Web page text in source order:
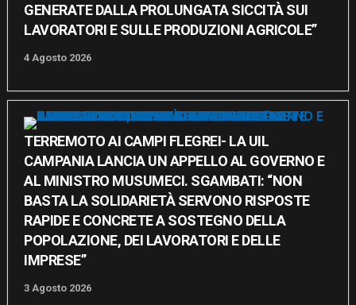
GENERATE DALLA PROLUNGATA SICCITÀ SUI
LAVORATORI E SULLE PRODUZIONI AGRICOLE”
4 Agosto 2026
TERREMOTO AI CAMPI FLEGREI- LA UIL
CAMPANIA LANCIA UN APPELLO AL GOVERNO E
AL MINISTRO MUSUMECI. SGAMBATI: “NON
BASTA LA SOLIDARIETÀ SERVONO RISPOSTE
RAPIDE E CONCRETE A SOSTEGNO DELLA
POPOLAZIONE, DEI LAVORATORI E DELLE
IMPRESE”
3 Agosto 2026